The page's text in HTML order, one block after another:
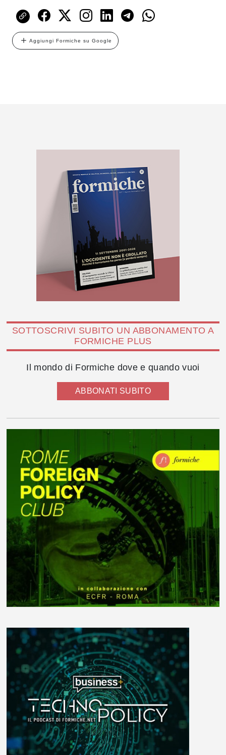
Aggiungi Formiche su Google
SOTTOSCRIVI SUBITO UN ABBONAMENTO A
FORMICHE PLUS
Il mondo di Formiche dove e quando vuoi
ABBONATI SUBITO